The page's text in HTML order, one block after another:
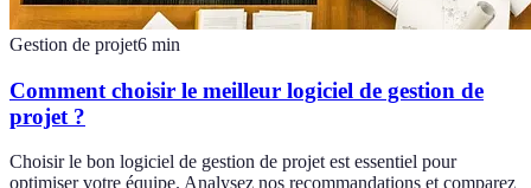
Gestion de projet6 min
Comment choisir le meilleur logiciel de gestion de
projet ?
Choisir le bon logiciel de gestion de projet est essentiel pour
optimiser votre équipe. Analysez nos recommandations et comparez